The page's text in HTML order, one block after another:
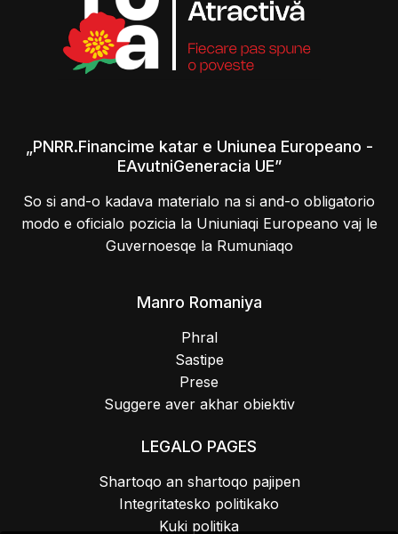
„PNRR.Financime katar e Uniunea Europeano -
EAvutniGeneracia UE”
So si and-o kadava materialo na si and-o obligatorio
modo e oficialo pozicia la Uniuniaqi Europeano vaj le
Guvernoesqe la Rumuniaqo
Manro Romaniya
Phral
Sastipe
Prese
Suggere aver akhar obiektiv
LEGALO PAGES
Shartoqo an shartoqo pajipen
Integritatesko politikako
Kuki politika